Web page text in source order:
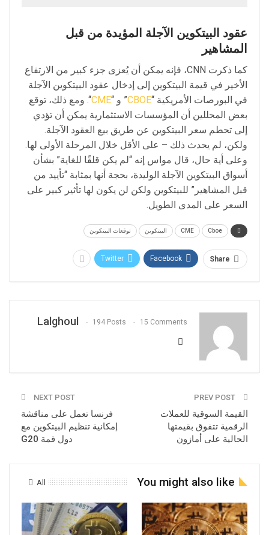
عقود البيتكوين الآجلة المؤيدة من قبل
المشاهير
كما ذكرت CNN، فإنه يمكن أن يُعزى جزء كبير من الارتفاع
الأخير في قيمة البيتكوين إلى إدخال عقود البيتكوين الآجلة
في البورصات الأمريكية “CBOE” و “CME“. ومع ذلك، توقع
بعض المحللين أن المؤسسات الاستثمارية يمكن أن تؤدي
إلى تحطم سعر البيتكوين عن طريق بيع العقود الآجلة.
ولكن، لم يحدث ذلك – على الأقل خلال المرحلة الأولى لها.
وعلى أية حال، قال مواس إنه “لم يكن قلقًا للغاية” بشأن
أسواق البيتكوين الآجلة الوليدة، بحجة أنها بمثابة “تأييد من
قبل المشاهير” للبيتكوين ولكن لن يكون لها تأثير كبير على
السعر على المدى الطويل.
Cboe
CME البيتكوين توقعات البيتكوين
Share
Facebook
Twitter
Lalghoul 194 Posts 15 Comments
القيمة السوقية للعملات
الرقمية تتفوق بقيمتها
الحالية على أمازون
NEXT POST
فرنسا تعمل على مناقشة
إمكانية تنظيم البيتكوين مع
دول قمة G20
All You might also like